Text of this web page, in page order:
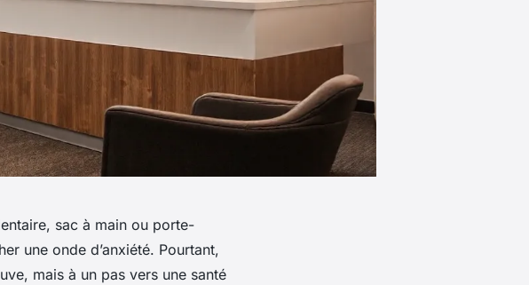
sac à main ou porte-
une onde d’anxiété. Pourtant,
mais à un pas vers une santé